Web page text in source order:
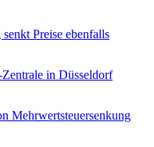
Preise ebenfalls
Mehrwertsteuersenkung